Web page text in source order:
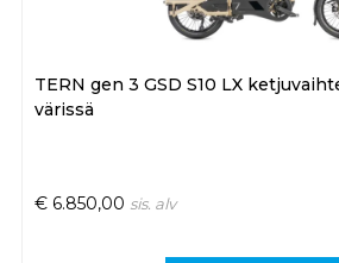
TERN gen 3 GSD S10 LX
värissä
€ 6.850,00 sis. alv